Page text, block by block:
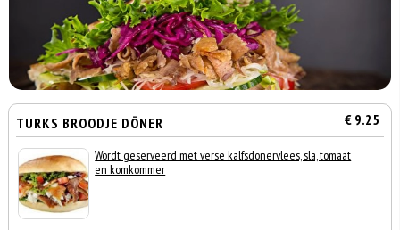
TURKS BROODJE DÖNER € 9.25
Wordt geserveerd met verse kalfsdonervlees, sla, tomaat
en komkommer